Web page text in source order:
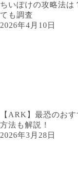
ちいぽけの攻略法は
ても調査
2026年4月10日
【ARK】最恐のお
方法も解説！
2026年3月28日